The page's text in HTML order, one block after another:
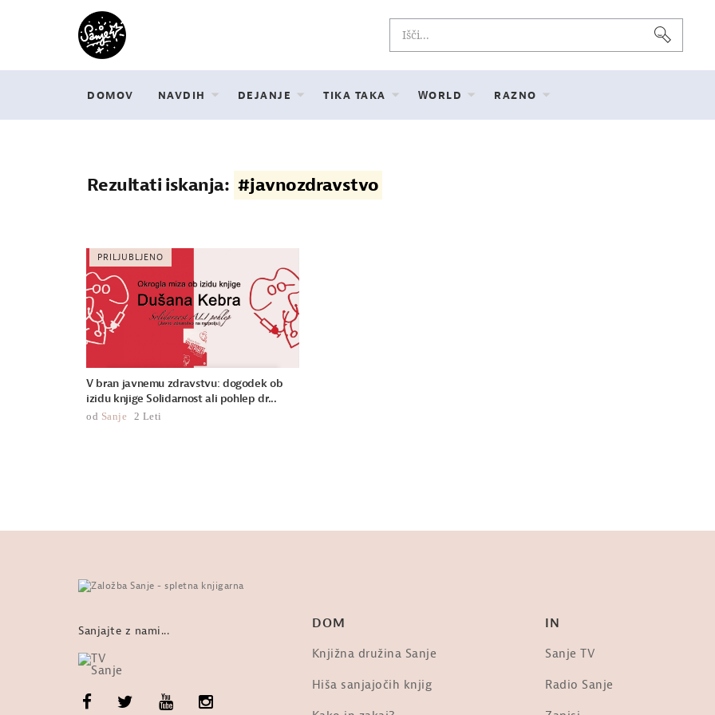
DOMOV NAVDIH DEJANJE TIKA TAKA WORLD RAZNO
Rezultati iskanja: #javnozdravstvo
PRILJUBLJENO
V bran javnemu zdravstvu: dogodek ob
izidu knjige Solidarnost ali pohlep dr...
od Sanje 2 Leti
Sanjajte z nami... DOM
Knjižna družina Sanje
Hiša sanjajočih knjig
IN
Sanje TV
Radio Sanje